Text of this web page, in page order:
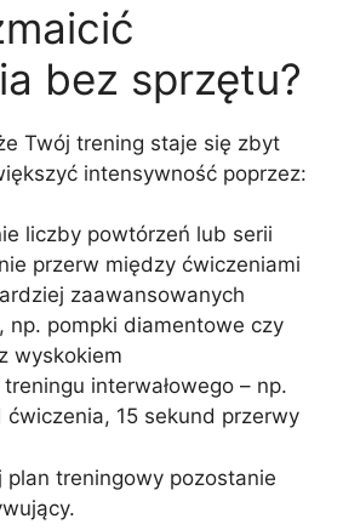
bez sprzętu?
Twój trening staje się zbyt
intensywność poprzez:
liczby powtórzeń lub serii
przerw między ćwiczeniami
zaawansowanych
np. pompki diamentowe czy
wyskokiem
interwałowego – np.
ćwiczenia, 15 sekund przerwy
plan treningowy pozostanie